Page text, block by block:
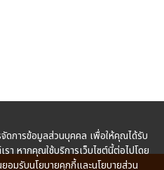
ดการข้อมูลส่วนบุคคล เพื่อให้คุณได้รับ
า หากคุณใช้บริการเว็บไซต์นี้ต่อไปโดย
อมรับนโยบายคุกกี้และนโยบายส่วน